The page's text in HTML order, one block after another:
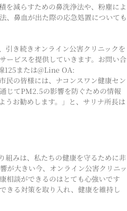
を減らすための鼻洗浄法や、粉塵によ
、鼻血が出た際の応急処置についても
引き続きオンライン公害クリニックを
ービスを提供していきます。お問い合
125または@Line OA:
の皆様には、ナコンスワン健康セン
じてPM2.5の影響を防ぐための情報
うお勧めします。」と、サリナ所長は
組みは、私たちの健康を守るために非
が大きい今、オンライン公害クリニッ
相談ができるのはとても心強いです
きる対策を取り入れ、健康を維持し